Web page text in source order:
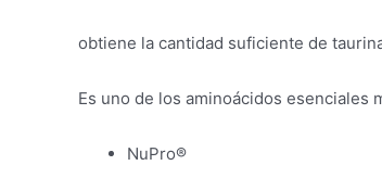
obtiene la cantidad suficiente de
Es uno de los aminoácidos
NuPro®